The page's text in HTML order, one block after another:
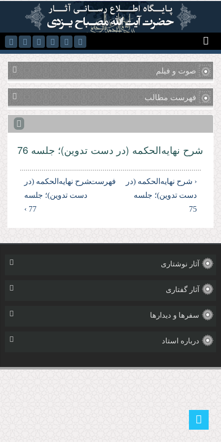
رفتن به محتوای اصلی
صوت و فیلم
فهرست مطالب
شرح نهایه‌الحکمه (در دست تدوین)؛ جلسه 76
‹ شرح نهایه‌الحکمه (در
دست تدوین)؛ جلسه
75
فهرستشرح نهایه‌الحکمه (در
دست تدوین)؛ جلسه
77 ›
آثار نوشتاری
آثار گفتاری
سفرها و دیدارها
درباره استاد